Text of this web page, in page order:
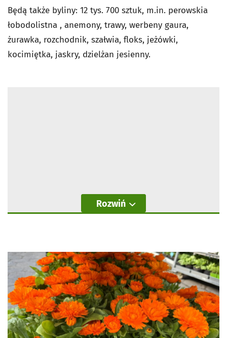
Będą także byliny: 12 tys. 700 sztuk, m.in. perowskia
łobodolistna , anemony, trawy, werbeny gaura,
żurawka, rozchodnik, szałwia, floks, jeżówki,
kocimiętka, jaskry, dzielżan jesienny.
Rozwiń